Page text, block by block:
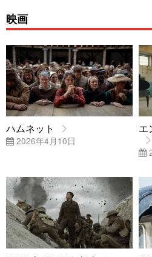
映画
ハムネット
2026年4月10日
エ